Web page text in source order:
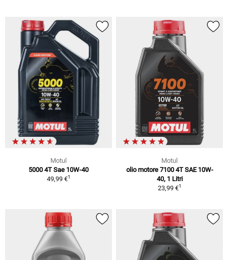
Motul
5000 4T Sae 10W-40
49,99 €1
Motul
olio motore 7100 4T SAE 10W-
40, 1 Litri
23,99 €1